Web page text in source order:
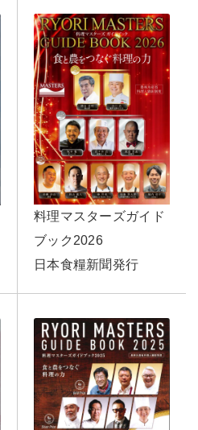
料理マスターズガイド
ブック2026
日本食糧新聞発行